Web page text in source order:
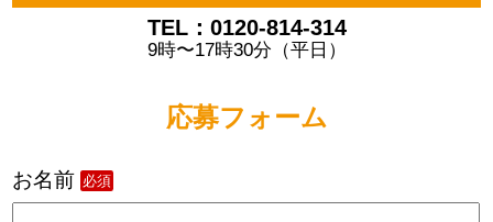
TEL：0120-814-314
9時〜17時30分（平日）
応募フォーム
お名前 必須